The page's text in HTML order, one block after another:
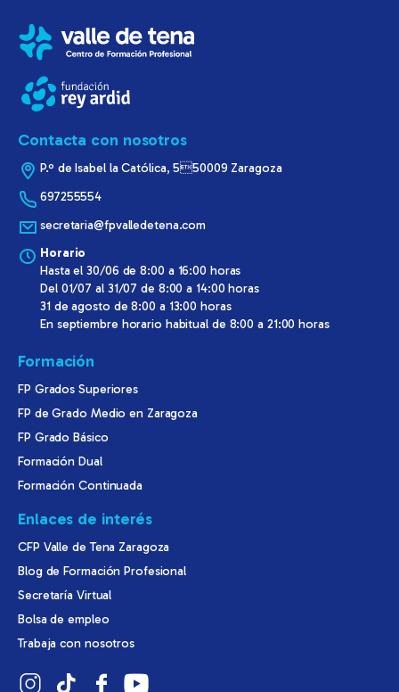
Contacta con nosotros
P.º de Isabel la Católica, 550009 Zaragoza
697255554
secretaria@fpvalledetena.com
Horario
Hasta el 30/06 de 8:00 a 16:00 horas
Del 01/07 al 31/07 de 8:00 a 14:00 horas
31 de agosto de 8:00 a 13:00 horas
En septiembre horario habitual de 8:00 a 21:00 horas
Formación
FP Grados Superiores
FP de Grado Medio en Zaragoza
FP Grado Básico
Formación Dual
Formación Continuada
Enlaces de interés
CFP Valle de Tena Zaragoza
Blog de Formación Profesional
Secretaría Virtual
Bolsa de empleo
Trabaja con nosotros